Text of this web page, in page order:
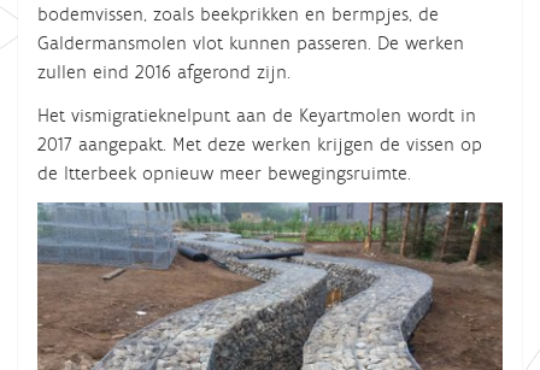
bodemvissen, zoals beekprikken en bermpjes, de
Galdermansmolen vlot kunnen passeren. De werken
zullen eind 2016 afgerond zijn.
Het vismigratieknelpunt aan de Keyartmolen wordt in
2017 aangepakt. Met deze werken krijgen de vissen op
de Itterbeek opnieuw meer bewegingsruimte.